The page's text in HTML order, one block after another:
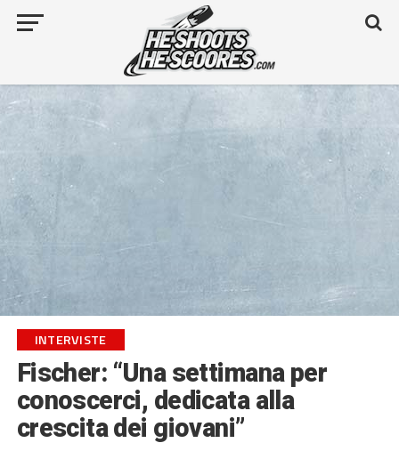
INTERVISTE
Fischer: “Una settimana per
conoscerci, dedicata alla
crescita dei giovani”